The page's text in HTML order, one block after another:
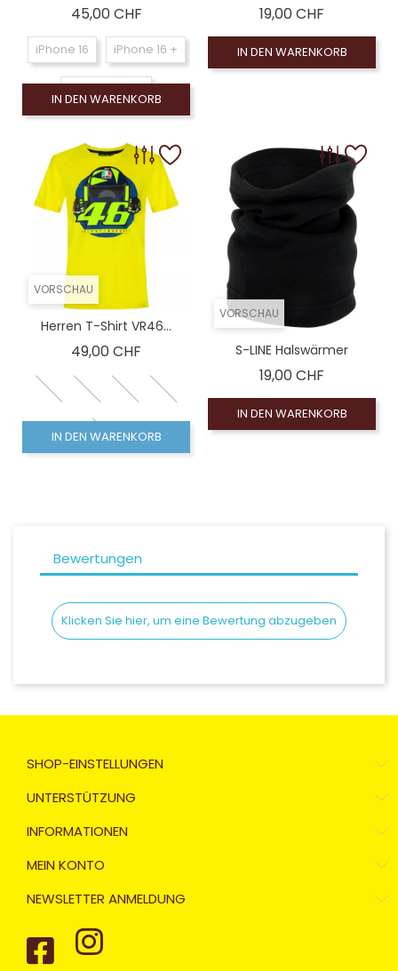
45,00 CHFPreis
iPhone 16 iPhone 16 +
iPhone 16 Pro
IN DEN WARENKORB
19,00 CHF
IN DEN WARENKORB
VORSCHAU
Herren T-Shirt VR46...
49,00 CHF
IN DEN WARENKORB
VORSCHAU
S-LINE Halswärmer
19,00 CHF
IN DEN WARENKORB
Bewertungen
Klicken Sie hier, um eine Bewertung abzugeben
SHOP-EINSTELLUNGEN
UNTERSTÜTZUNG
INFORMATIONEN
MEIN KONTO
NEWSLETTER ANMELDUNG